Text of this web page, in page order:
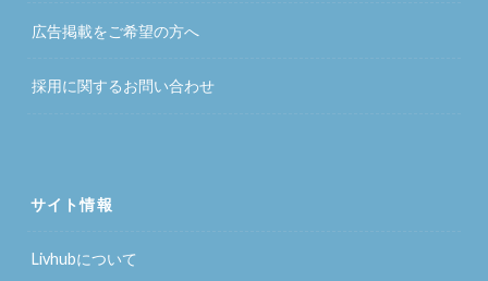
広告掲載をご希望の方へ
採用に関するお問い合わせ
サイト情報
Livhubについて